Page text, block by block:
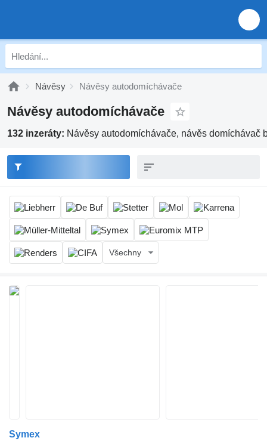
Návěsy Návěsy autodomíchávače
Návěsy autodomíchávače
132 inzeráty: Návěsy autodomíchávače, návěs domíchávač
Všechny
Symex